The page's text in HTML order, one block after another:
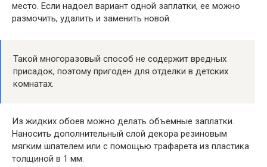
место. Если надоел вариант одной заплатки, ее можно
размочить, удалить и заменить новой.
Такой многоразовый способ не содержит вредных
присадок, поэтому пригоден для отделки в детских
комнатах.
Из жидких обоев можно делать объемные заплатки.
Наносить дополнительный слой декора резиновым
мягким шпателем или с помощью трафарета из пластика
толщиной в 1 мм.